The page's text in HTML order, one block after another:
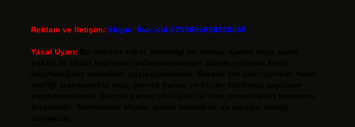
Reklam ve İletişim: Skype: live:.cid.575569c608265c69
Yasal Uyarı: